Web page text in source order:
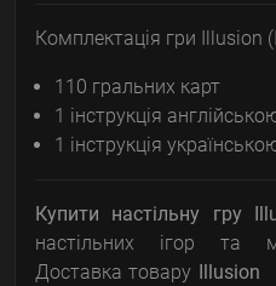
Комплектація гри Illusion
110 гральних карт
1 інструкція
1 інструкція
Купити настільну гру
настільних ігор та
Доставка товару Illusion